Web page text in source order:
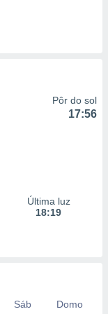
Pôr do sol
17:56
Última luz
18:19
Sáb
Domo